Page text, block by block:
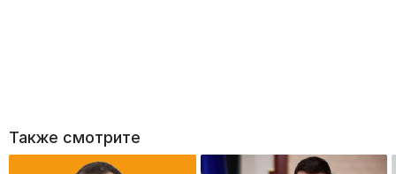
Также смотрите